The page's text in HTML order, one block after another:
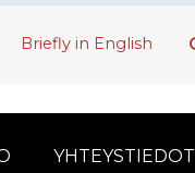
Briefly in English
YHTEYSTIEDOT